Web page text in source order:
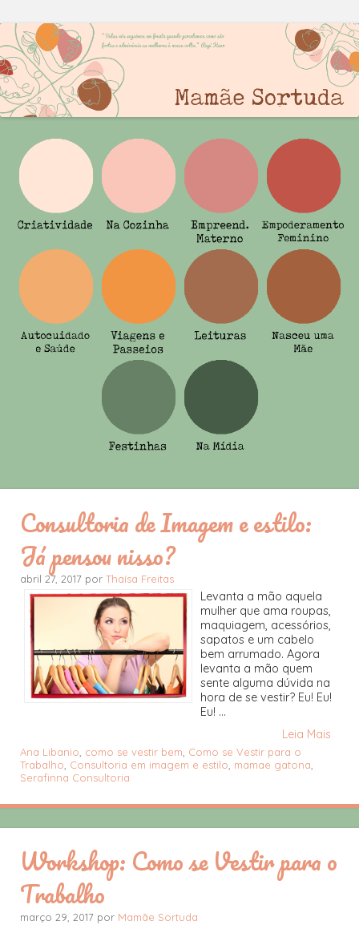
Consultoria de Imagem e estilo:
Já pensou nisso?
abril 27, 2017 por Thaísa Freitas
Levanta a mão aquela
mulher que ama roupas,
maquiagem, acessórios,
sapatos e um cabelo
bem arrumado. Agora
levanta a mão quem
sente alguma dúvida na
hora de se vestir? Eu! Eu!
Eu! ...
Leia Mais
Ana Libanio como se vestir bem Como se Vestir para o
Trabalho Consultoria em imagem e estilo mamae gatona
Serafinna Consultoria
Workshop: Como se Vestir para o
Trabalho
março 29, 2017 por Mamãe Sortuda